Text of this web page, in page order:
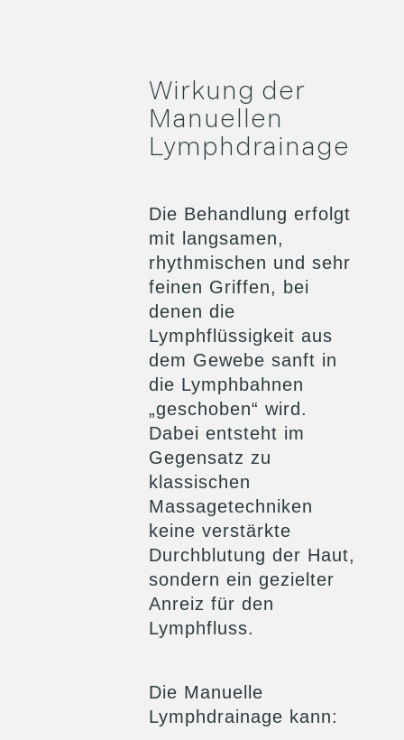
Wirkung der
Manuellen
Lymphdrainage
Die Behandlung erfolgt
mit langsamen,
rhythmischen und sehr
feinen Griffen, bei
denen die
Lymphflüssigkeit aus
dem Gewebe sanft in
die Lymphbahnen
„geschoben“ wird.
Dabei entsteht im
Gegensatz zu
klassischen
Massagetechniken
keine verstärkte
Durchblutung der Haut,
sondern ein gezielter
Anreiz für den
Lymphfluss.
Die Manuelle
Lymphdrainage kann: